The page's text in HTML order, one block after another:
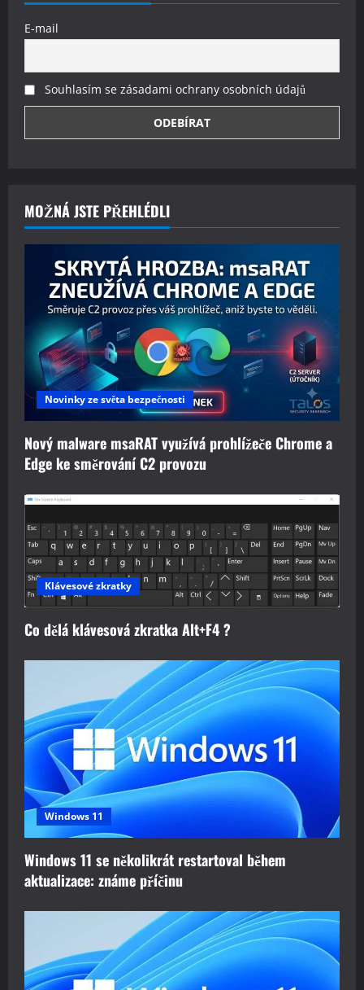
E-mail
Souhlasím se zásadami ochrany osobních údajů
MOŽNÁ JSTE PŘEHLÉDLI
Novinky ze světa bezpečnosti
Nový malware msaRAT využívá prohlížeče Chrome a
Edge ke směrování C2 provozu
Klávesové zkratky
Co dělá klávesová zkratka Alt+F4 ?
Windows 11
Windows 11 se několikrát restartoval během
aktualizace: známe příčinu